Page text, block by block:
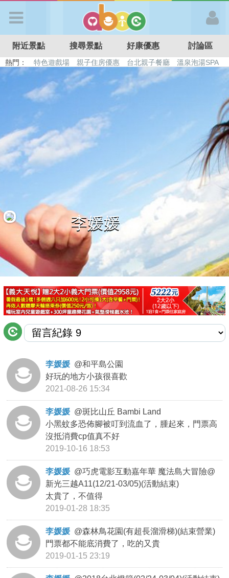
APP登入
首 頁
搜尋景點
好康優惠
最新留言
商家合作
推薦景點
討論區
聯絡我們
APP下載
附近景點 搜尋景點 好康優惠 討論區
熱門： 特色遊戲場 親子住房優惠 台北親子餐廳
溫泉泡湯SPA
溜滑梯民宿
觀光工廠 日本親子景點
李媛媛
李媛媛 @和平島公園
好玩的地方小孩很喜歡
2021-08-26 15:34
李媛媛 @斑比山丘 Bambi Land
小黑蚊多恐佈腳被叮到流血了，腫起來，門票高
沒抵消費cp值真不好
2019-10-16 18:53
李媛媛 @巧虎電影互動嘉年華 魔法島大冒險@
新光三越A11(12/21-03/05)(活動結束)
太貴了，不值得
2019-01-28 18:35
李媛媛 @森林鳥花園(有超長溜滑梯)(結束營業)
門票都不能底消費了，吃的又貴
2019-01-15 23:19